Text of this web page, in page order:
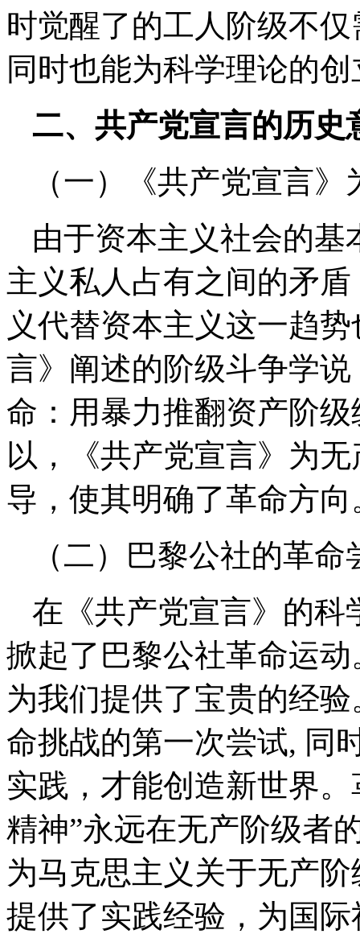
时觉醒了的工人阶级不
同时也能为科学理论的
二、共产党宣言的历史
（一）《共产党宣言
由于资本主义社会的
主义私人占有之间的矛
义代替资本主义这一趋
言》阐述的阶级斗争学
命：用暴力推翻资产阶
以，《共产党宣言》为
导，使其明确了革命方向
（二）巴黎公社的革命
在《共产党宣言》的科
掀起了巴黎公社革命运
为我们提供了宝贵的经
命挑战的第一次尝试, 同
实践，才能创造新世界
精神”永远在无产阶级者
为马克思主义关于无产
提供了实践经验，为国